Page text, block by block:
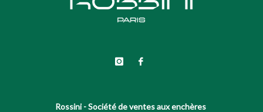
Rossini - Société de ventes aux enchères